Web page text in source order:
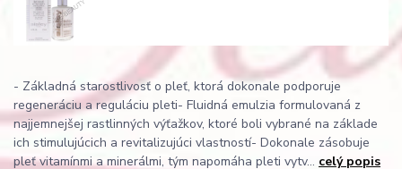
- Základná starostlivosť o pleť, ktorá dokonale podporuje
regeneráciu a reguláciu pleti- Fluidná emulzia formulovaná z
najjemnejšej rastlinných výťažkov, ktoré boli vybrané na základe
ich stimulujúcich a revitalizujúci vlastností- Dokonale zásobuje
pleť vitamínmi a minerálmi, tým napomáha pleti vytv... celý popis